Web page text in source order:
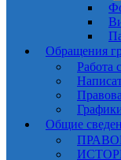
Обращения
Работа
Общие